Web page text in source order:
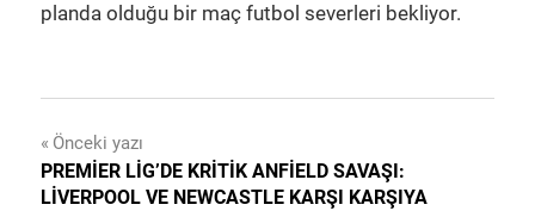
planda olduğu bir maç futbol severleri bekliyor.
Yazı
gezinmesi
Önceki yazı
PREMIER LIG’DE KRITIK ANFIELD SAVAŞI:
LIVERPOOL VE NEWCASTLE KARŞI KARŞIYA